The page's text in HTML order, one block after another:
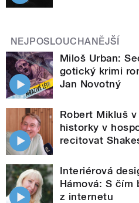
NEJPOSLOUCHANĚJŠÍ
Miloš Urban:
gotický krimi
Jan Novotný
Robert Mikluš
historky v
recitovat
Interiérová
Hámová: S čím
z internetu